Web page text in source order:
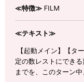
≪特徴≫ FILM
≪テキスト≫
【起動メイン】【タ
定の数レストにでき
までを、このターン